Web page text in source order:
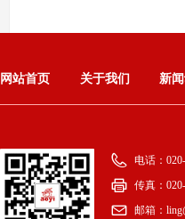
电话：
传真：
邮箱：
网站首页 关于我们 新